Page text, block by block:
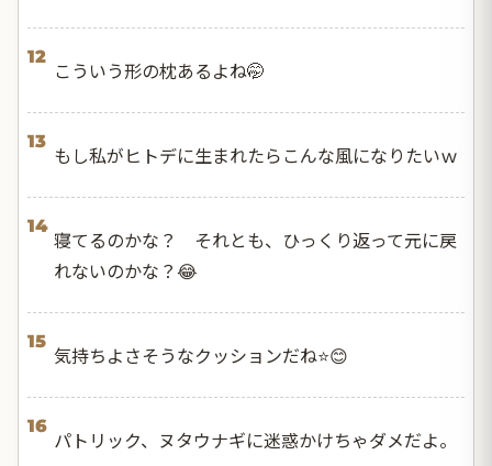
12
こういう形の枕あるよね🤭
13
もし私がヒトデに生まれたらこんな風になりたいｗ
14
寝てるのかな？ それとも、ひっくり返って元に戻
れないのかな？😂
15
気持ちよさそうなクッションだね⭐️😊
16
パトリック、ヌタウナギに迷惑かけちゃダメだよ。